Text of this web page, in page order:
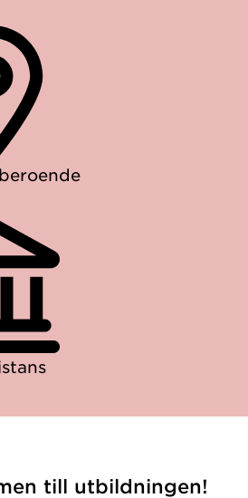
till utbildningen!